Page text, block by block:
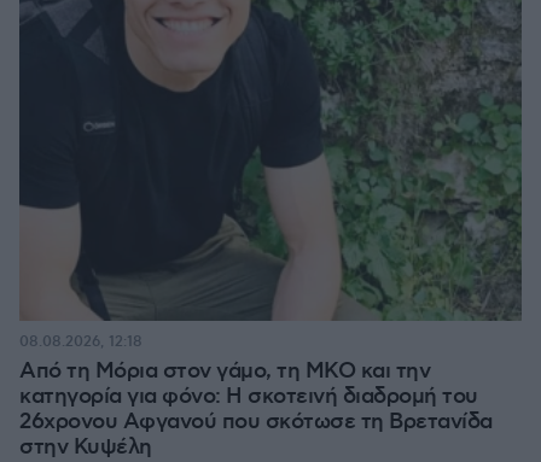
Από τη Μόρια στον γάμο, τη ΜΚΟ και την
κατηγορία για φόνο: Η σκοτεινή διαδρομή του
26χρονου Αφγανού που σκότωσε τη Βρετανίδα
στην Κυψέλη
08.08.2026, 12:18